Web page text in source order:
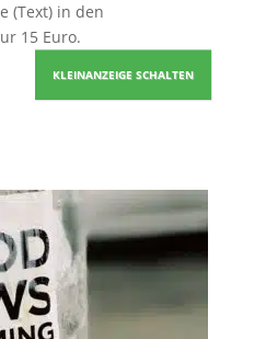
(Text) in den
15 Euro.
KLEINANZEIGE SCHALTEN